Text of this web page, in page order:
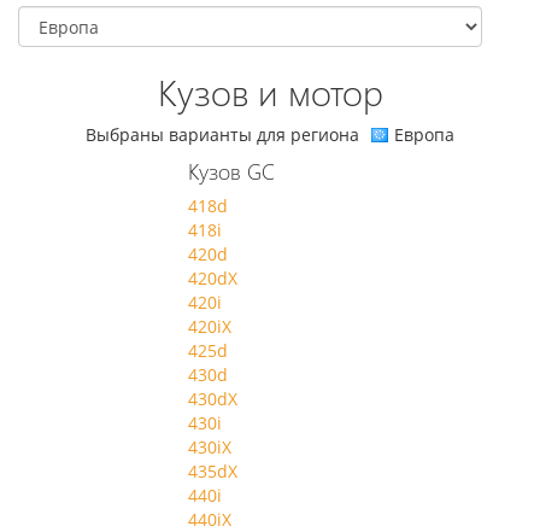
Кузов и мотор
Выбраны варианты для региона Европа
Кузов GC
418d
418i
420d
420dX
420i
420iX
425d
430d
430dX
430i
430iX
435dX
440i
440iX